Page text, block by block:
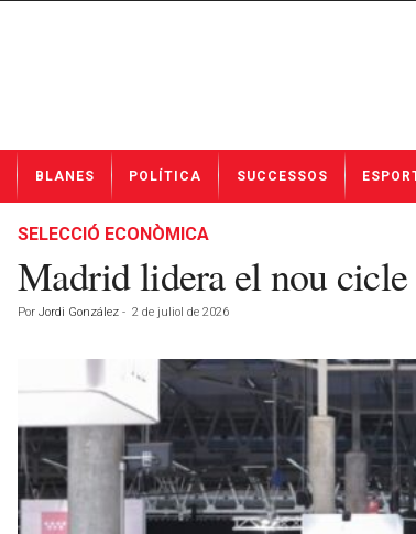
t
BLANES POLÍTICA SUCCESSOS
SELECCIÓ ECONÒMICA
Madrid lidera el nou
Por Jordi González - 2 de juliol de 2026